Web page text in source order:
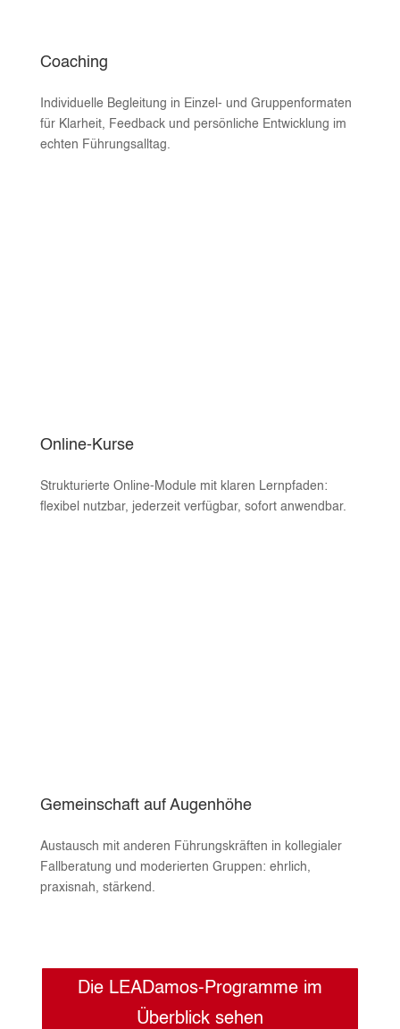
Coaching
Individuelle Begleitung in Einzel- und Gruppenformaten
für Klarheit, Feedback und persönliche Entwicklung im
echten Führungsalltag.
Online-Kurse
Strukturierte Online-Module mit klaren Lernpfaden:
flexibel nutzbar, jederzeit verfügbar, sofort anwendbar.
Gemeinschaft auf Augenhöhe
Austausch mit anderen Führungskräften in kollegialer
Fallberatung und moderierten Gruppen: ehrlich,
praxisnah, stärkend.
Die LEADamos-Programme im
Überblick sehen